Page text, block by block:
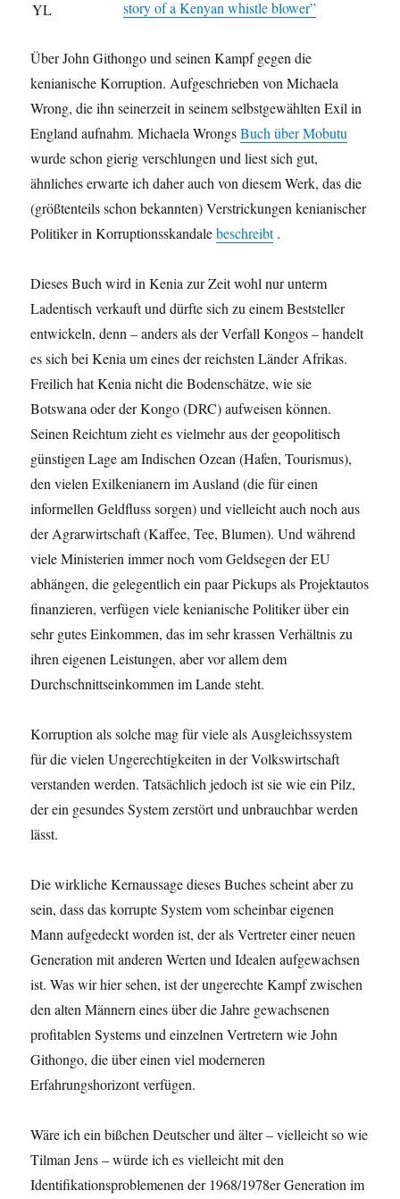
story of a Kenyan whistle blower”
Über John Githongo und seinen Kampf gegen die
kenianische Korruption. Aufgeschrieben von Michaela
Wrong, die ihn seinerzeit in seinem selbstgewählten Exil in
England aufnahm. Michaela WrongsBuch über Mobutu
wurde schon gierig verschlungen und liest sich gut,
ähnliches erwarte ich daher auch von diesem Werk, das die
(größtenteils schon bekannten) Verstrickungen kenianischer
Politiker in Korruptionsskandalebeschreibt.
Dieses Buch wird in Kenia zur Zeit wohl nur unterm
Ladentisch verkauft und dürfte sich zu einem Beststeller
entwickeln, denn – anders als der Verfall Kongos – handelt
es sich bei Kenia um eines der reichsten Länder Afrikas.
Freilich hat Kenia nicht die Bodenschätze, wie sie
Botswana oder der Kongo (DRC) aufweisen können.
Seinen Reichtum zieht es vielmehr aus der geopolitisch
günstigen Lage am Indischen Ozean (Hafen, Tourismus),
den vielen Exilkenianern im Ausland (die für einen
informellen Geldfluss sorgen) und vielleicht auch noch aus
der Agrarwirtschaft (Kaffee, Tee, Blumen). Und während
viele Ministerien immer noch vom Geldsegen der EU
abhängen, die gelegentlich ein paar Pickups als Projektautos
finanzieren, verfügen viele kenianische Politiker über ein
sehr gutes Einkommen, das im sehr krassen Verhältnis zu
ihren eigenen Leistungen, aber vor allem dem
Durchschnittseinkommen im Lande steht.
Korruption als solche mag für viele als Ausgleichssystem
für die vielen Ungerechtigkeiten in der Volkswirtschaft
verstanden werden. Tatsächlich jedoch ist sie wie ein Pilz,
der ein gesundes System zerstört und unbrauchbar werden
lässt.
Die wirkliche Kernaussage dieses Buches scheint aber zu
sein, dass das korrupte System vom scheinbar eigenen
Mann aufgedeckt worden ist, der als Vertreter einer neuen
Generation mit anderen Werten und Idealen aufgewachsen
ist. Was wir hier sehen, ist der ungerechte Kampf zwischen
den alten Männern eines über die Jahre gewachsenen
profitablen Systems und einzelnen Vertretern wie John
Githongo, die über einen viel moderneren
Erfahrungshorizont verfügen.
Wäre ich ein bißchen Deutscher und älter – vielleicht so wie
Tilman Jens – würde ich es vielleicht mit den
Identifikationsproblemenen der 1968/1978er Generation im